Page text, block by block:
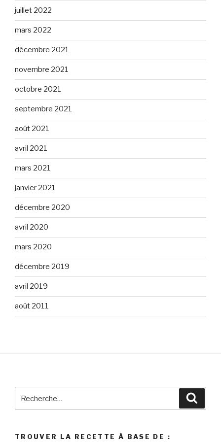
juillet 2022
mars 2022
décembre 2021
novembre 2021
octobre 2021
septembre 2021
août 2021
avril 2021
mars 2021
janvier 2021
décembre 2020
avril 2020
mars 2020
décembre 2019
avril 2019
août 2011
TROUVER LA RECETTE À BASE DE :